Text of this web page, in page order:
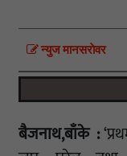
न्युज मानसराेवर
बैजनाथ,बाँके :